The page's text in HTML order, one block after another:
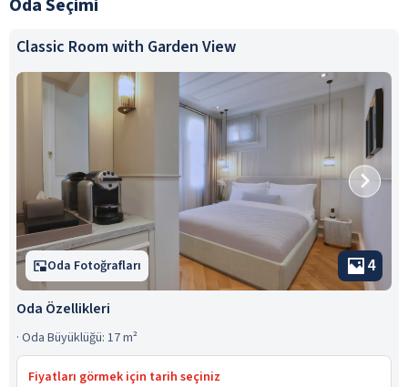
Oda Seçimi
Classic Room with Garden View
Oda Fotoğrafları 4
Oda Özellikleri
· Oda Büyüklüğü: 17 m²
Fiyatları görmek için tarih seçiniz